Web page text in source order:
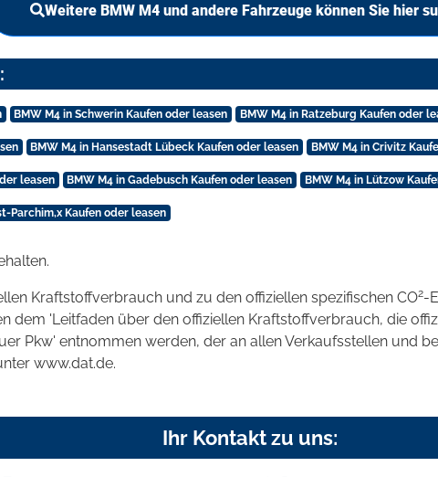
Weitere BMW M4 und andere Fahrzeuge können Sie hier
BMW M4 in Schwerin Kaufen oder leasen BMW M4 in Ratzeburg Kaufen oder
BMW M4 in Hansestadt Lübeck Kaufen oder leasen BMW M4 in Crivitz
leasen BMW M4 in Gadebusch Kaufen oder leasen BMW M4 in Lützow
Parchim,x Kaufen oder leasen
Kraftstoffverbrauch und zu den offiziellen spezifischen CO2-
dem 'Leitfaden über den offiziellen Kraftstoffverbrauch, die
Pkw' entnommen werden, der an allen Verkaufsstellen und
www.dat.de.
Ihr Kontakt zu uns: